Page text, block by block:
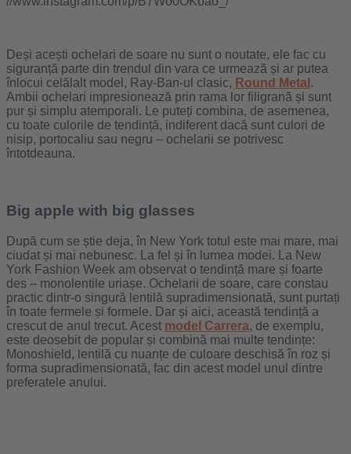
Deși acești ochelari de soare nu sunt o noutate, ele fac cu
siguranță parte din trendul din vara ce urmează și ar putea
înlocui celălalt model, Ray-Ban-ul clasic, Round Metal .
Ambii ochelari impresionează prin rama lor filigrană și sunt
pur și simplu atemporali. Le puteți combina, de asemenea,
cu toate culorile de tendință, indiferent dacă sunt culori de
nisip, portocaliu sau negru – ochelarii se potrivesc
întotdeauna.
Big apple with big glasses
După cum se știe deja, în New York totul este mai mare, mai
ciudat și mai nebunesc. La fel și în lumea modei. La New
York Fashion Week am observat o tendință mare și foarte
des – monolentile uriașe. Ochelarii de soare, care constau
practic dintr-o singură lentilă supradimensionată, sunt purtați
în toate fermele și formele. Dar și aici, această tendință a
crescut de anul trecut. Acest model Carrera, de exemplu,
este deosebit de popular și combină mai multe tendințe:
Monoshield, lentilă cu nuanțe de culoare deschisă în roz și
forma supradimensionată, fac din acest model unul dintre
preferatele anului.